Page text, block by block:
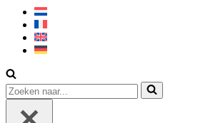
Zoek
naar...